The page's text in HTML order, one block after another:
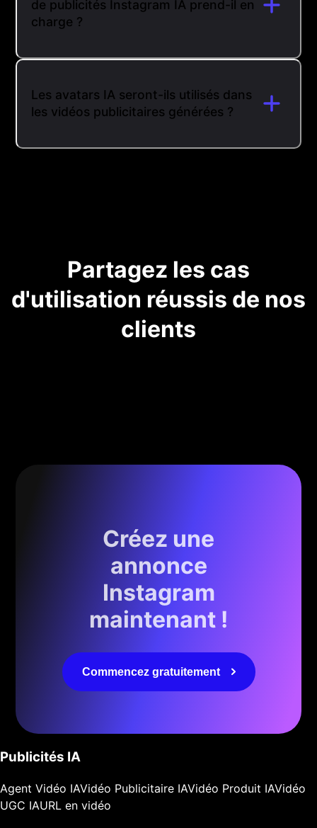
de publicités Instagram IA prend-il en
charge ?
Les avatars IA seront-ils utilisés dans
les vidéos publicitaires générées ?
Partagez les cas
d'utilisation réussis de nos
clients
Créez une
annonce
Instagram
maintenant !
Commencez gratuitement
Publicités IA
Agent Vidéo IAVidéo Publicitaire IAVidéo Produit IAVidéo
UGC IAURL en vidéo